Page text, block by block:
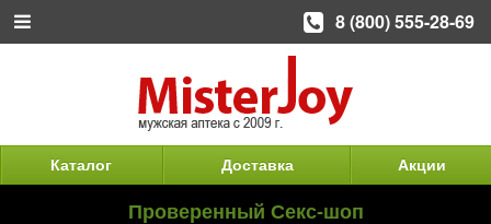
Каталог Доставка Акции
Проверенный Секс-шоп
8 (800) 555-28-69